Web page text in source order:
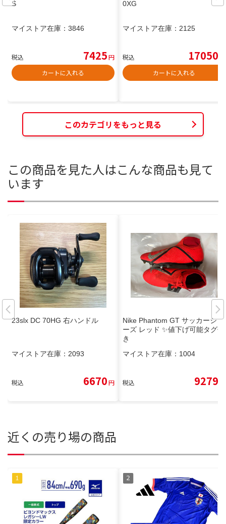
S
マイストア在庫： 3846
税込 7425円
カートに入れる
0XG
マイストア在庫： 2125
税込 17050
カートに入れる
このカテゴリをもっと見る
この商品を見た人はこんな商品も見て
います
23slx DC 70HG 右ハンドル
マイストア在庫： 2093
税込 6670円
Nike Phantom GT サッカーシュ
ーズ レッド ✨値下げ可能タグ付
き
マイストア在庫： 1004
税込 9279
近くの売り場の商品